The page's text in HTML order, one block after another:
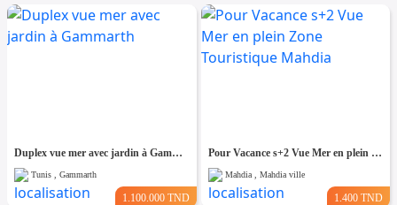
Duplex vue mer avec jardin à Gammarth
Tunis , Gammarth
1.100.000 TND
Pour Vacance s+2 Vue Mer en plein Zone Touristique Mahdia
Mahdia , Mahdia ville
1.400 TND